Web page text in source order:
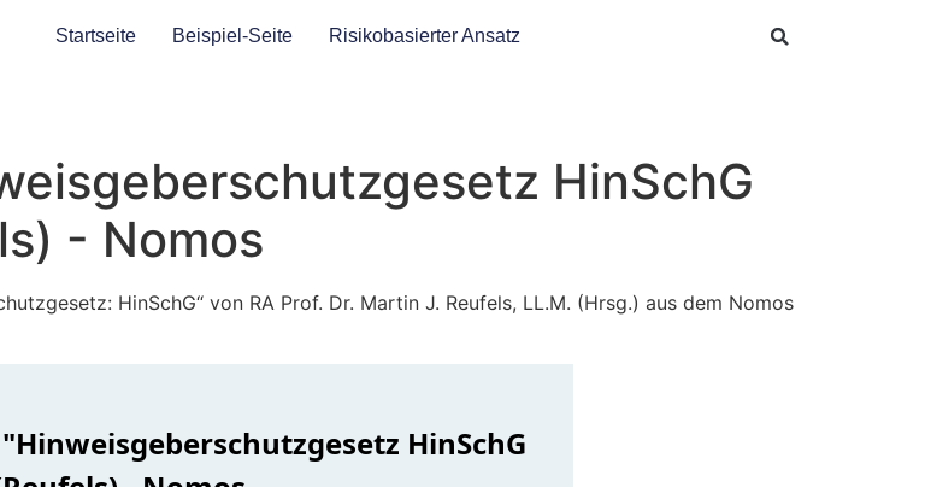
Startseite Beispiel-Seite Risikobasierter Ansatz
HinSchG
- Nomos
HinSchG“ von RA Prof. Dr. Martin J. Reufels, LL.M. (Hrsg.) aus dem Nomos